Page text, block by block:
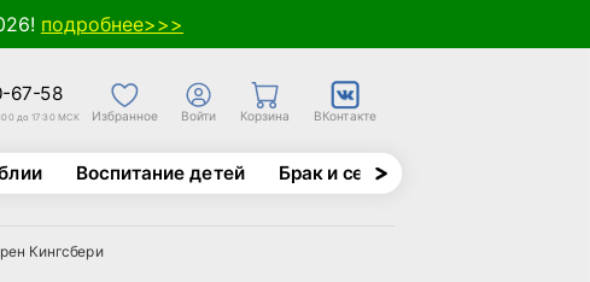
подробнее>>>
67-58
до 17:30 МСК Избранное Войти Корзина ВКонтакте
Воспитание детей Брак и семья
Кингсбери